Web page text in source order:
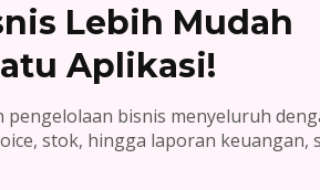
Lebih Mudah
Aplikasi!
pengelolaan bisnis menyeluruh
stok, hingga laporan keuangan,